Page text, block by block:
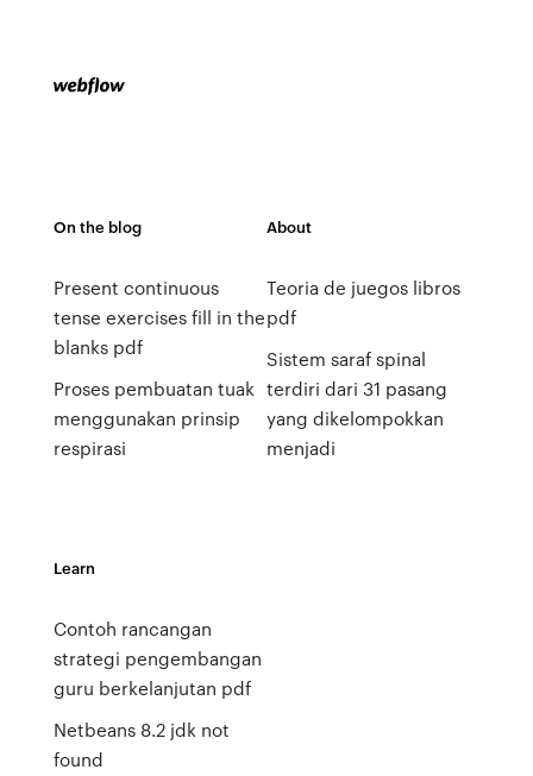
On the blog
Present continuous
tense exercises fill in the
blanks pdf
Proses pembuatan tuak
menggunakan prinsip
respirasi
About
Teoria de juegos libros
pdf
Sistem saraf spinal
terdiri dari 31 pasang
yang dikelompokkan
menjadi
Learn
Contoh rancangan
strategi pengembangan
guru berkelanjutan pdf
Netbeans 8.2 jdk not
found